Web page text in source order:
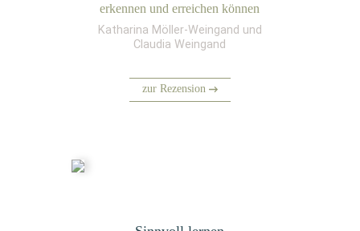
erken­nen und errei­chen können
Katharina Möller-Weingand und
Claudia Weingand
zur Rezension